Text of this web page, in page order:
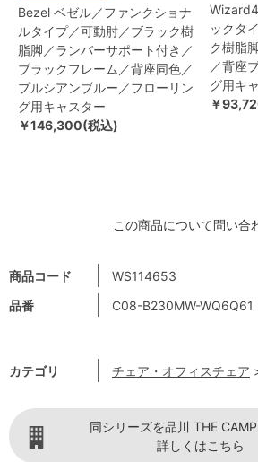
商品コード
WS114653
品番
C08-B230MW-WQ6Q61
カテゴリ チェア・オフィスチェア
Bezel ベゼル／ファンクショナ
ルタイプ／可動肘／ブラック樹
脂脚／ランバーサポート付き／
ブラックフレーム／背座同色／
プルシアンブルー／フローリン
グ用キャスター
￥146,300(税込)
ックタ
ク樹脂
／背座
グ用キ
￥
この商品について問い合
同シリーズを品川 THE
詳しくはこちら